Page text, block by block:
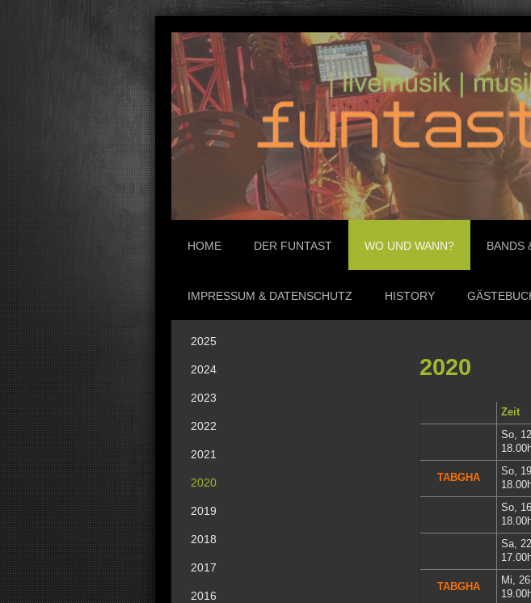
HOME DER FUNTAST WO UND WANN? BANDS
IMPRESSUM & DATENSCHUTZ HISTORY
2020
Zeit
So,
TABGHA
So,
So,
Sa,
TABGHA
Mi,
2025
2024
2023
2022
2021
2020
2019
2018
2017
2016